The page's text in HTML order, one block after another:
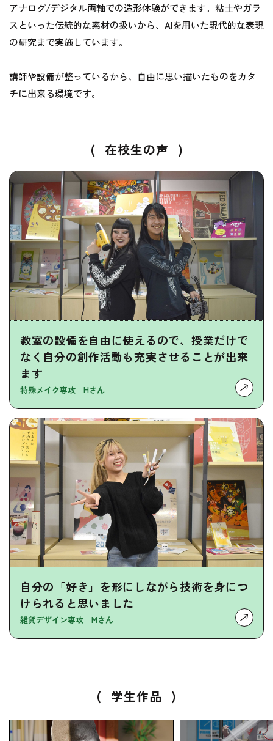
アナログ/デジタル両軸での造形体験ができます。粘土やガラ
スといった伝統的な素材の扱いから、AIを用いた現代的な表現
の研究まで実施しています。
講師や設備が整っているから、自由に思い描いたものをカタ
チに出来る環境です。
( 在校生の声 )
教室の設備を自由に使えるので、授業だけで
なく自分の創作活動も充実させることが出来
ます
特殊メイク専攻 Hさん
自分の「好き」を形にしながら技術を身につ
けられると思いました
雑貨デザイン専攻 Mさん
( 学生作品 )